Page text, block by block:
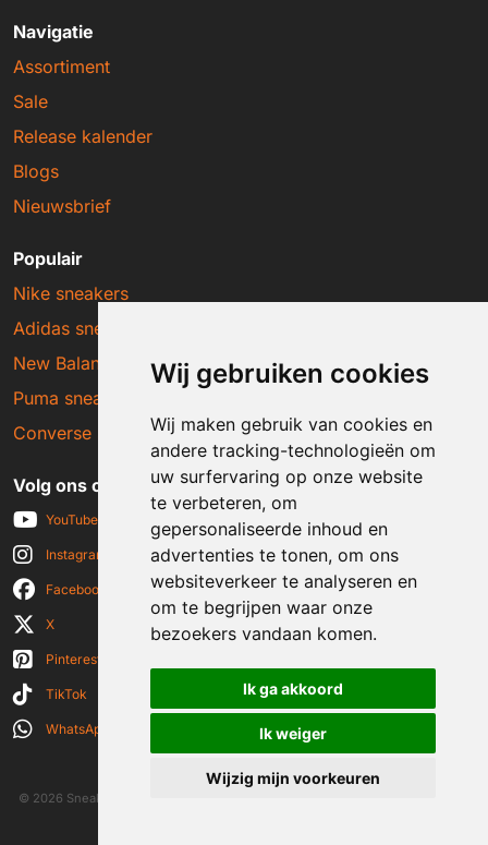
Wij gebruiken cookies
Wij maken gebruik van cookies en
andere tracking-technologieën om
uw surfervaring op onze website
te verbeteren, om
gepersonaliseerde inhoud en
advertenties te tonen, om ons
websiteverkeer te analyseren en
om te begrijpen waar onze
bezoekers vandaan komen.
Ik ga akkoord
Ik weiger
Wijzig mijn voorkeuren
Navigatie
Assortiment
Sale
Release kalender
Blogs
Nieuwsbrief
Populair
Nike sneakers
Adidas sneakers
New Balance sneakers
Puma sneakers
Converse sneakers
Volg ons op social media
YouTube
Instagram
Facebook
X
Pinterest
TikTok
WhatsApp
© 2026 Sneakerplaats.nl